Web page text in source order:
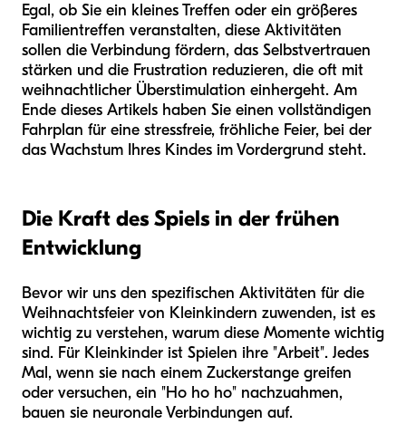
Egal, ob Sie ein kleines Treffen oder ein größeres
Familientreffen veranstalten, diese Aktivitäten
sollen die Verbindung fördern, das Selbstvertrauen
stärken und die Frustration reduzieren, die oft mit
weihnachtlicher Überstimulation einhergeht. Am
Ende dieses Artikels haben Sie einen vollständigen
Fahrplan für eine stressfreie, fröhliche Feier, bei der
das Wachstum Ihres Kindes im Vordergrund steht.
Die Kraft des Spiels in der frühen
Entwicklung
Bevor wir uns den spezifischen Aktivitäten für die
Weihnachtsfeier von Kleinkindern zuwenden, ist es
wichtig zu verstehen, warum diese Momente wichtig
sind. Für Kleinkinder ist Spielen ihre "Arbeit". Jedes
Mal, wenn sie nach einem Zuckerstange greifen
oder versuchen, ein "Ho ho ho" nachzuahmen,
bauen sie neuronale Verbindungen auf.